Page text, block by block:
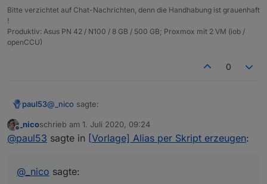
beim Aufruf der Funktion.
machen kann?
Bitte verzichtet auf Chat-Nachrichten, denn die Handhabung ist grauenhaft
!
Produktiv: Asus PN 42 / N100 / 8 GB / 500 GB; Proxmox mit 2 VM (iob /
openCCU)
0
paul53@ _nico sagte:
Weiß aber so garnicht, wie ich das machen soll.
Habe ich es richtig gesehen, dass nur das Gewerk
"batterien" verwendet wird ?
Offline
_nicoschrieb am 1. Juli 2020, 09:24
zuletzt editiert von
@paul53 sagte in [Vorlage] Alias per Skript erzeugen:
@ _nico sagte: